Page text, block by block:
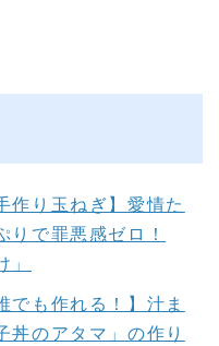
作り玉ねぎ】愛情た
りで罪悪感ゼロ！
でも作れる！】汁ま
のアタマ」の作り